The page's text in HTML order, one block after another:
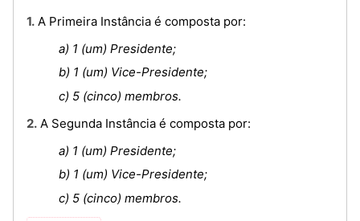
1. A Primeira Instância é composta por:
a) 1 (um) Presidente;
b) 1 (um) Vice-Presidente;
c) 5 (cinco) membros.
2. A Segunda Instância é composta por:
a) 1 (um) Presidente;
b) 1 (um) Vice-Presidente;
c) 5 (cinco) membros.